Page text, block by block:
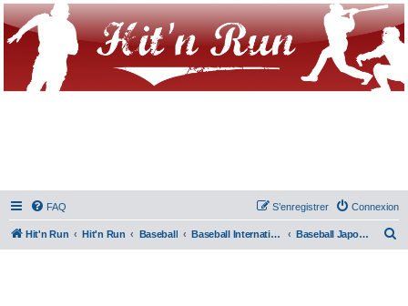
FAQ Connexion
S’enregistrer
Hit'n Run Hit'n Run Baseball Baseball International Baseball Japonais